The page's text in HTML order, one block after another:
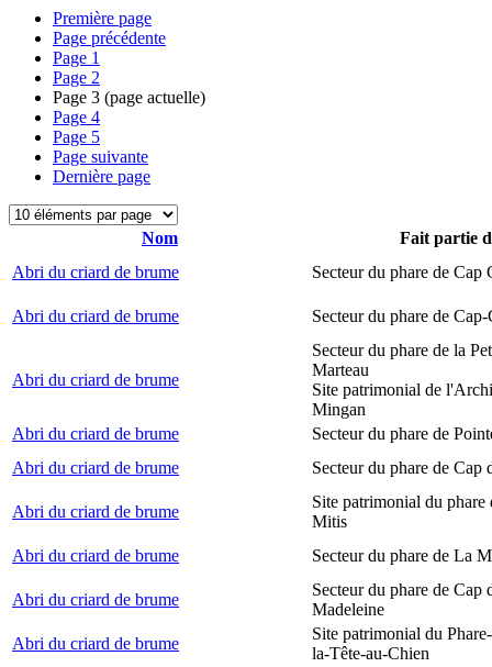
Première page
Page précédente
Page 1
Page 2
Page 3 (page actuelle)
Page 4
Page 5
Page suivante
Dernière page
Nom
Fait partie
Abri du criard de brume
Secteur du phare de Cap
Abri du criard de brume Secteur du phare de Cap-
Abri du criard de brume
Secteur du phare de la
Marteau
Site patrimonial de
Mingan
Abri du criard de brume
Secteur du phare de
Abri du criard de brume
Secteur du phare de Cap
Abri du criard de brume
Site patrimonial du phare
Mitis
Abri du criard de brume
Secteur du phare de La
Abri du criard de brume
Secteur du phare de Cap
Madeleine
Abri du criard de brume
Site patrimonial du
la-Tête-au-Chien